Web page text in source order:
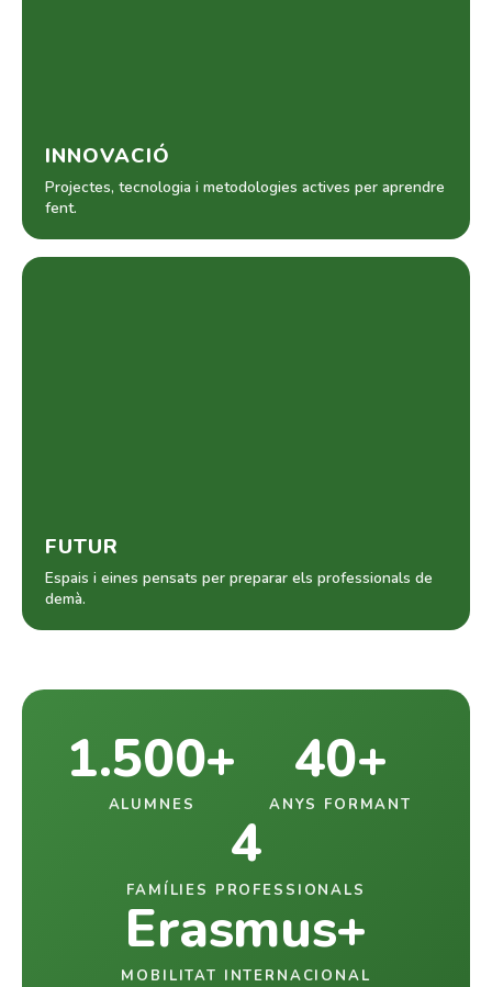
INNOVACIÓ
Projectes, tecnologia i metodologies actives per aprendre
fent.
FUTUR
Espais i eines pensats per preparar els professionals de
demà.
1.500+
ALUMNES
40+
ANYS FORMANT
4
FAMÍLIES PROFESSIONALS
Erasmus+
MOBILITAT INTERNACIONAL